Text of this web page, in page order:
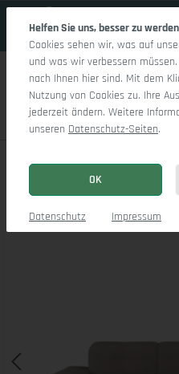
Sitz Concept smart 1001
Produktbilder
Helfen Sie uns, besser zu
Cookies sehen wir, was auf
und was wir verbessern
nach Ihnen hier sind. Mit dem
Nutzung von Cookies zu. Ihre
jederzeit ändern. Weitere
unseren Datenschutz-Seiten.
OK
Datenschutz Impressum